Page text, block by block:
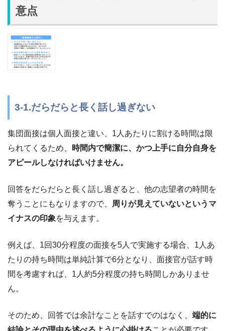
意点
3-1.だらだらと長く話し過ぎない
集団面接は個人面接と違い、1人あたりに割ける時間は限
られてくるため、
時間内で簡潔に、かつ上手に自分自身を
アピールしなければいけません。
回答をだらだらと長く話し過ぎると、他の志望者の時間を
奪うことにもなりますので、
周りが見えていないというマ
イナスの印象を与えます。
例えば、1回30分程度の面接を5人で実施する場合、1人あ
たりの持ち時間は単純計算で6分となり、面接官が話す時
間を考慮すれば、1人約5分程度の持ち時間しかありませ
ん。
そのため、回答では余計なことを話すでのはなく、 端的に